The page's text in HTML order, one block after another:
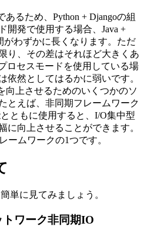
るため、Python + Djangoの組
開発で使用する場合、Java +
がわずかに長くなります。ただ
り、その差はそれほど大きくあ
ロセスモードを使用している場
依然としてはるかに弱いです。
向上させるためのいくつかのソ
とえば、非同期フレームワーク
ともに使用すると、I/O集中型
に向上させることができます。
ームワークの1つです。
単に見てみましょう。
ワーク非同期IO